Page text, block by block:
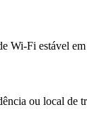
Wi-Fi estável
ou local de